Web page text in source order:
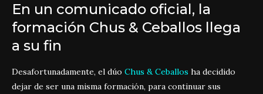
En un comunicado oficial, la
formación Chus & Ceballos llega
a su fin
Desafortunadamente, el dúo Chus & Ceballos ha decidido
dejar de ser una misma formación, para continuar sus